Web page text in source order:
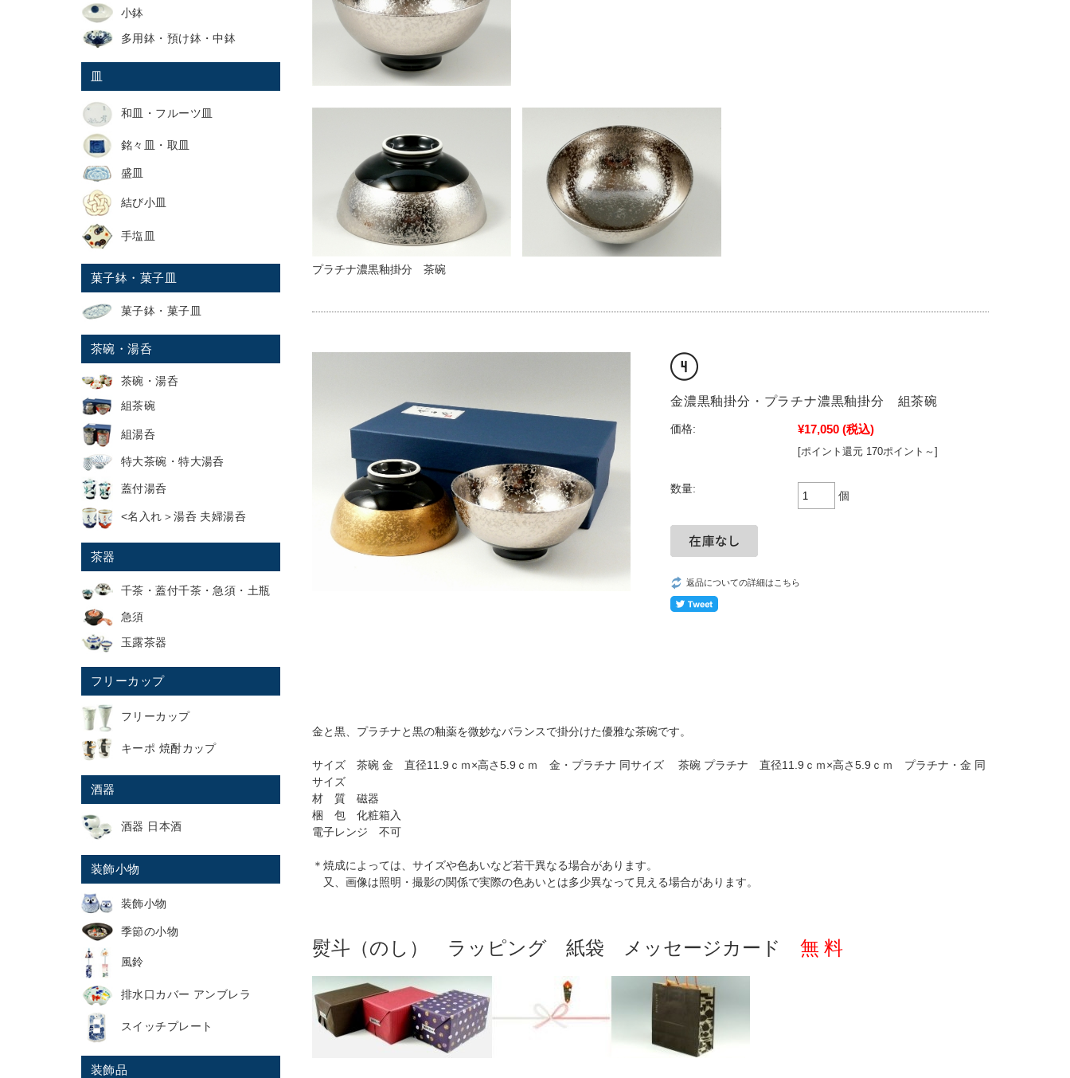
プラチナ濃黒釉掛分 茶碗
金濃黒釉掛分・プラチナ濃黒釉掛分 組茶碗
価格: ¥17,050 (税込)
[ポイント還元 170ポイント～]
数量:
個
返品についての詳細はこちら
金と黒、プラチナと黒の釉薬を微妙なバランスで掛分けた優雅な茶碗です。
サイズ 茶碗 金 直径11.9ｃｍ×高さ5.9ｃｍ 金・プラチナ 同サイズ 茶碗 プラチナ 直径11.9ｃｍ×高さ5.9ｃｍ プラチナ・金 同
サイズ
材 質 磁器
梱 包 化粧箱入
電子レンジ 不可
＊焼成によっては、サイズや色あいなど若干異なる場合があります。
又、画像は照明・撮影の関係で実際の色あいとは多少異なって見える場合があります。
熨斗（のし） ラッピング 紙袋 メッセージカード 無 料
小鉢
多用鉢・預け鉢・中鉢
皿
和皿・フルーツ皿
銘々皿・取皿
盛皿
結び小皿
手塩皿
菓子鉢・菓子皿
菓子鉢・菓子皿
茶碗・湯呑
茶碗・湯呑
組茶碗
組湯呑
特大茶碗・特大湯呑
蓋付湯呑
<名入れ＞湯呑 夫婦湯呑
茶器
千茶・蓋付千茶・急須・土瓶
急須
玉露茶器
フリーカップ
フリーカップ
キーポ 焼酎カップ
酒器
酒器 日本酒
装飾小物
装飾小物
季節の小物
風鈴
排水口カバー アンブレラ
スイッチプレート
装飾品